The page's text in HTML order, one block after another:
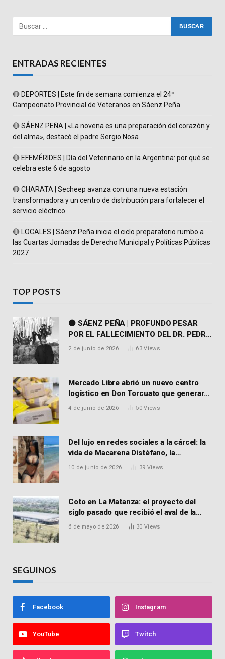
ENTRADAS RECIENTES
🔴 DEPORTES | Este fin de semana comienza el 24º
Campeonato Provincial de Veteranos en Sáenz Peña
🔴 SÁENZ PEÑA | «La novena es una preparación del corazón y
del alma», destacó el padre Sergio Nosa
🔴 EFEMÉRIDES | Día del Veterinario en la Argentina: por qué se
celebra este 6 de agosto
🔴 CHARATA | Secheep avanza con una nueva estación
transformadora y un centro de distribución para fortalecer el
servicio eléctrico
🔴 LOCALES | Sáenz Peña inicia el ciclo preparatorio rumbo a
las Cuartas Jornadas de Derecho Municipal y Políticas Públicas
2027
TOP POSTS
⚫ SÁENZ PEÑA | PROFUNDO PESAR
POR EL FALLECIMIENTO DEL DR. PEDRO
MARTORELL
2 de junio de 2026 63Views
Mercado Libre abrió un nuevo centro
logístico en Don Torcuato que generará
900 empleos: cómo enviar el CV
4 de junio de 2026 50Views
Del lujo en redes sociales a la cárcel: la
vida de Macarena Distéfano, la
influencer de San Martín acusada de
10 de junio de 2026 39 Views
Coto en La Matanza: el proyecto del
siglo pasado que recibió el aval de la
Justicia para reactivar una obra frenada
6 de mayo de 2026 30 Views
SEGUINOS
Facebook Instagram
YouTube Twitch